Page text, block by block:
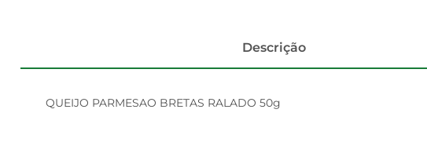
Descrição
QUEIJO PARMESAO BRETAS RALADO 50g